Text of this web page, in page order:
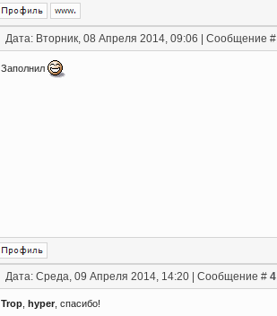
Дата: Вторник, 08 Апреля 2014, 09:06 | Сообщение #
Заполнил
Дата: Среда, 09 Апреля 2014, 14:20 | Сообщение # 4
Trop hyper , спасибо!